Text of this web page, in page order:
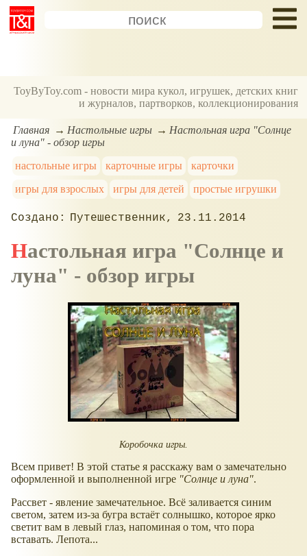
ToyByToy.com - новости мира кукол, игрушек, детских книг
и журналов, партворков, коллекционирования
Главная Настольные игры
Настольная игра "Солнце
и луна" - обзор игры
настольные игры
карточные игры
карточки
игры для взрослых
игры для детей простые игрушки
Путешественник 23.11.2014
Настольная игра "Солнце и
луна" - обзор игры
Коробочка игры.
Всем привет! В этой статье я расскажу вам о замечательно
оформленной и выполненной игре "Солнце и луна".
Рассвет - явление замечательное. Всё заливается синим
светом, затем из-за бугра встаёт солнышко, которое ярко
светит вам в левый глаз, напоминая о том, что пора
вставать. Лепота...